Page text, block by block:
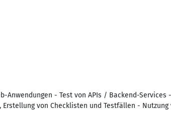
- Test von APIs / Backend-Services
von Checklisten und Testfällen - Nutzung